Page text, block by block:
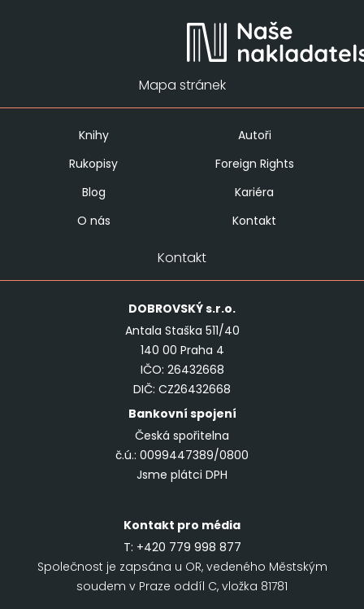
Mapa stránek
Knihy
Autoři
Rukopisy
Foreign Rights
Blog
Kariéra
O nás
Kontakt
Kontakt
DOBROVSKÝs.r.o.
Antala Staška 511/40
140 00 Praha 4
IČO: 26432668
DIČ: CZ26432668
Bankovní spojení
Česká spořitelna
č.ú.: 0099447389/0800
Jsme plátci DPH
Kontakt pro média
T: +420 779 998 877
Společnost je zapsána u OR, vedeného Městským
soudem v Praze oddíl C, vložka 81781